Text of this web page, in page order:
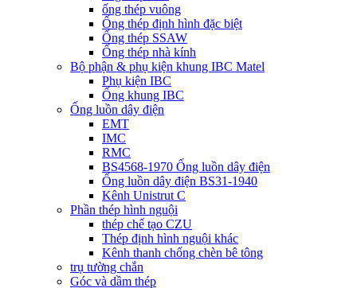
ống thép vuông
Ống thép định hình đặc biệt
Ống thép SSAW
Ống thép nhà kính
Bộ phận & phụ kiện khung IBC Matel
Phụ kiện IBC
Ống khung IBC
Ống luồn dây điện
EMT
IMC
RMC
BS4568-1970 Ống luồn dây điện
Ống luồn dây điện BS31-1940
Kênh Unistrut C
Phần thép hình nguội
thép chế tạo CZU
Thép định hình nguội khác
Kênh thanh chống chèn bê tông
trụ tường chắn
Góc và dầm thép